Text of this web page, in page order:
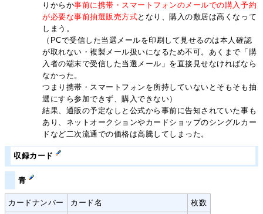
りからか事前に携帯・スマートフォンのメールでの購入予約
が必要な事前抽選販売方式となり、購入の敷居は高くなって
しまう。
（PCで受信した当選メールを印刷して見せるのは本人確認
が取れない・複製メール扱いになるため不可。あくまで「購
入者の端末で受信した当選メール」を直接見せなければなら
なかった。
つまり携帯・スマートフォンを所持していないとそもそも抽
選にすら参加できず、購入できない）
結果、通販の予定なしと公式から事前に告知されていた事も
あり、ネットオークションやカードショップのシングルカー
ドなど二次流通での価格は高騰してしまった。
収録カード
青
カードナンバー カード名 枚数